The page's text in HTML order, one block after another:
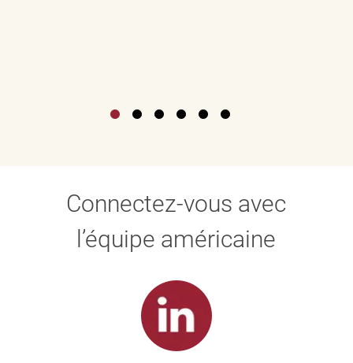
Connectez-vous avec
l’équipe américaine